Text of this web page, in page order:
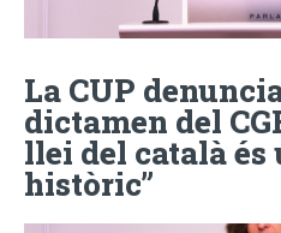
La CUP
dictamen del
llei del català és
històric”